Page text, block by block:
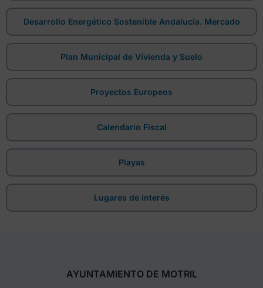
Desarrollo Energético Sostenible Andalucía. Mercado
Plan Municipal de Vivienda y Suelo
Proyectos Europeos
Calendario Fiscal
Playas
Lugares de interés
AYUNTAMIENTO DE MOTRIL